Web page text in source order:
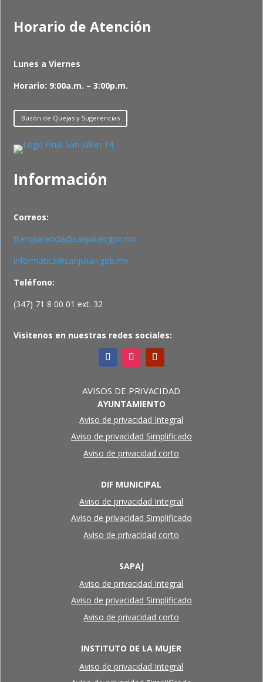
Horario de Atención
Lunes a Viernes
Horario: 9:00a.m. – 3:00p.m.
Buzón de Quejas y Sugerencias
Información
Correos:
transparencia@sanjulian.gob.mx
informatica@sanjulian.gob.mx
Teléfono:
(347) 71 8 00 01 ext. 32
Visitenos en nuestras redes sociales:
AVISOS DE PRIVACIDAD
AYUNTAMIENTO
Aviso de privacidad Integral
Aviso de privacidad Simplificado
Aviso de privacidad corto
DIF MUNICIPAL
Aviso de privacidad Integral
Aviso de privacidad Simplificado
Aviso de privacidad corto
SAPAJ
Aviso de privacidad Integral
Aviso de privacidad Simplificado
Aviso de privacidad corto
INSTITUTO DE LA MUJER
Aviso de privacidad Integral